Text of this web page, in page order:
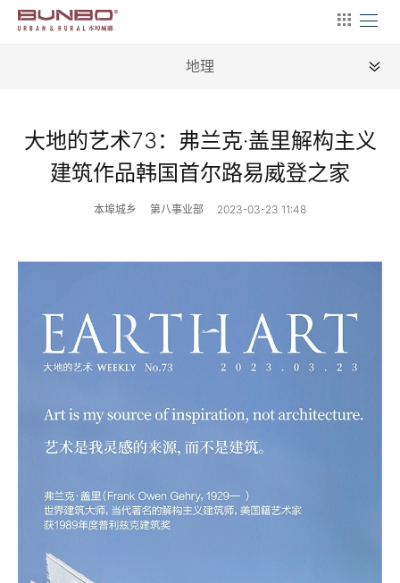
地理
新闻
地理
产业
大地的艺术73：弗兰克·盖里解构主义
建筑作品韩国首尔路易威登之家
本埠城乡 第八事业部 2023-03-23 11:48